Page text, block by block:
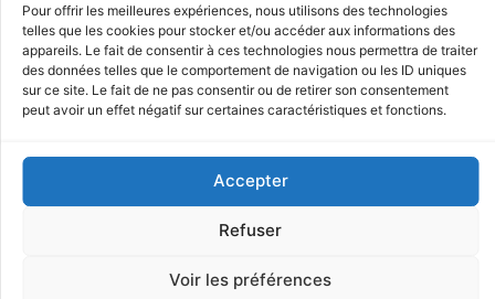
Pour offrir les meilleures expériences, nous utilisons des technologies
telles que les cookies pour stocker et/ou accéder aux informations des
appareils. Le fait de consentir à ces technologies nous permettra de traiter
des données telles que le comportement de navigation ou les ID uniques
sur ce site. Le fait de ne pas consentir ou de retirer son consentement
peut avoir un effet négatif sur certaines caractéristiques et fonctions.
Accepter
Refuser
Voir les préférences
JE M'INSCRIS